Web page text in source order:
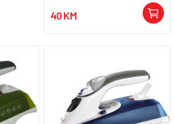
upotrebu. • Model: DST1030/20 •
250 ml • Vrijeme zagrijavanja:
cca 32 sekunde • Grijna ploča:
Neprijanjajuća (Non-stick) • Calc-
Clean sistem: Da (samostalno
čišćenje) • Pogodno za vodu iz
podesivi termostat, spremnik
samočišćenje, okomito puštanje
pare, dimenzijegrijače ploče
205cm2, dimenzija uređaja 29,5
*12*15cm.
40 KM